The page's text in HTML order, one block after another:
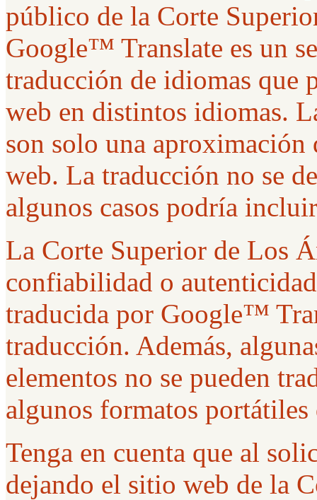
público de la Corte
Google™ Translate es un
traducción de idiomas que
web en distintos idiomas.
son solo una
web. La traducción no se
algunos casos podría
La Corte Superior de Los
confiabilidad o
traducida por Google™
traducción. Además,
elementos no se pueden
algunos formatos
Tenga en cuenta que al
dejando el sitio web de la